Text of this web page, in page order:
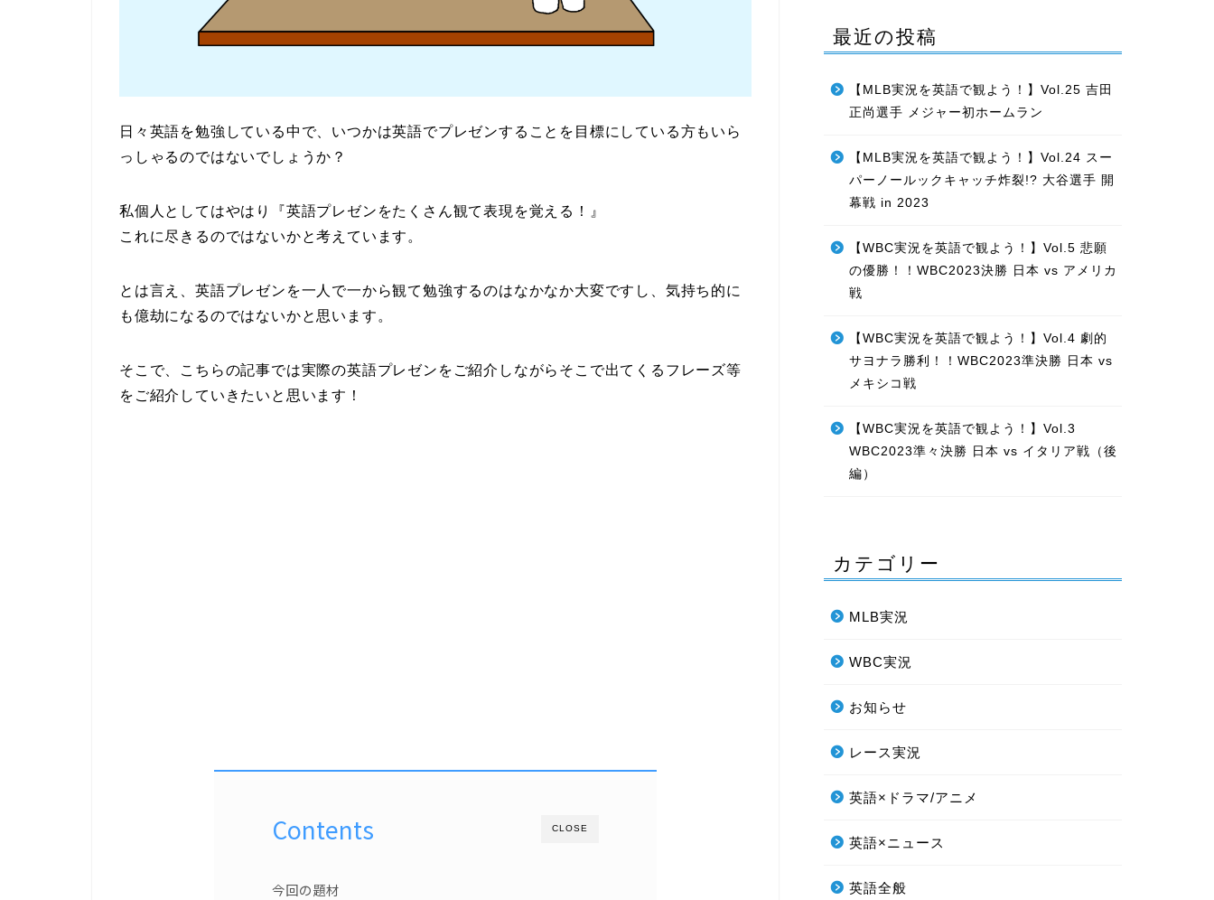
日々英語を勉強している中で、いつかは英語でプレゼンすることを目標にしている方もいら
っしゃるのではないでしょうか？
私個人としてはやはり『英語プレゼンをたくさん観て表現を覚える！』
これに尽きるのではないかと考えています。
とは言え、英語プレゼンを一人で一から観て勉強するのはなかなか大変ですし、気持ち的に
も億劫になるのではないかと思います。
そこで、こちらの記事では実際の英語プレゼンをご紹介しながらそこで出てくるフレーズ等
をご紹介していきたいと思います！
CLOSE
Contents
今回の題材
最近の投稿
【MLB実況を英語で観よう！】Vol.25 吉田
正尚選手 メジャー初ホームラン
【MLB実況を英語で観よう！】Vol.24 スー
パーノールックキャッチ炸裂!? 大谷選手 開
幕戦 in 2023
【WBC実況を英語で観よう！】Vol.5 悲願
の優勝！！WBC2023決勝 日本 vs アメリカ
戦
【WBC実況を英語で観よう！】Vol.4 劇的
サヨナラ勝利！！WBC2023準決勝 日本 vs
メキシコ戦
【WBC実況を英語で観よう！】Vol.3
WBC2023準々決勝 日本 vs イタリア戦（後
編）
カテゴリー
MLB実況
WBC実況
お知らせ
レース実況
英語×ドラマ/アニメ
英語×ニュース
英語全般